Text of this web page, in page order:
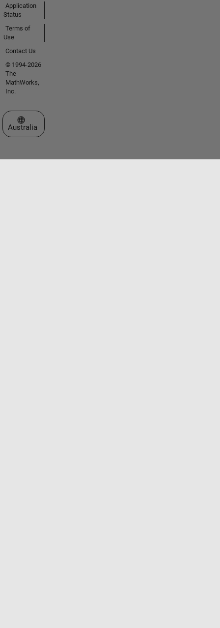
Application
Status
Terms of
Use
Contact Us
© 1994-2026
The
MathWorks,
Inc.
Select a Web Site
Australia